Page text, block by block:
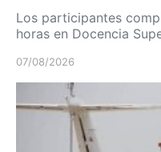
Los participantes
horas en Docencia
07/08/2026